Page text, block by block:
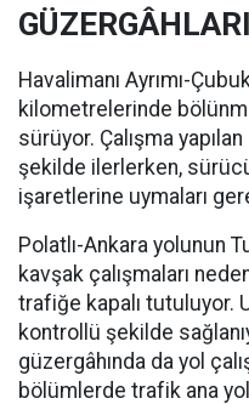
Havalimanı Ayrımı-
kilometrelerinde
sürüyor. Çalışma
şekilde ilerlerken,
işaretlerine uymaları
Polatlı-Ankara yolunun
kavşak çalışmaları
trafiğe kapalı tutuluyor.
kontrollü şekilde
güzergâhında da yol
bölümlerde trafik ana